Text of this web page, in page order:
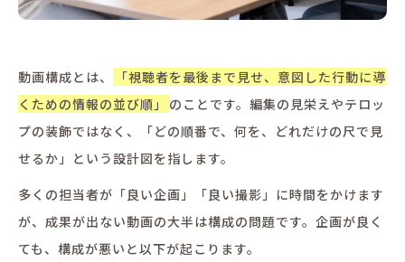
動画構成とは、
「視聴者を最後まで見せ、意図した行動に導
くための情報の並び順」
のことです。編集の見栄えやテロッ
プの装飾ではなく、「どの順番で、何を、どれだけの尺で見
せるか」という設計図を指します。
多くの担当者が「良い企画」「良い撮影」に時間をかけます
が、成果が出ない動画の大半は構成の問題です。企画が良く
ても、構成が悪いと以下が起こります。